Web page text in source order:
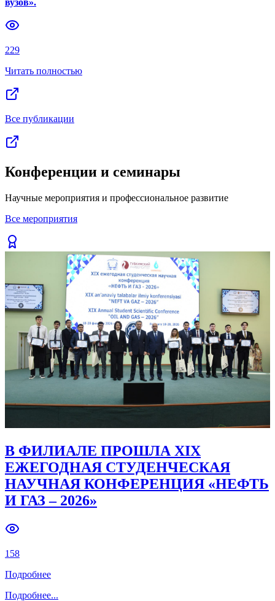
вузов».
229
Читать полностью
Все публикации
Конференции и семинары
Научные мероприятия и профессиональное развитие
Все мероприятия
В ФИЛИАЛЕ ПРОШЛА XIX
ЕЖЕГОДНАЯ СТУДЕНЧЕСКАЯ
НАУЧНАЯ КОНФЕРЕНЦИЯ «НЕФТЬ
И ГАЗ – 2026»
158
Подробнее
Подробнее...